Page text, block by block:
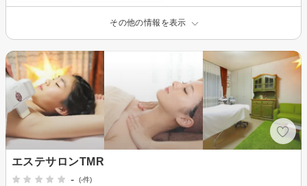
その他の情報を表示
エステサロンTMR
-
(-件)